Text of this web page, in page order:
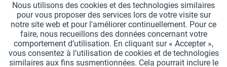
INFORMATIONS GÉNÉRALES
MODES DE PAIEMENT
Suivi Aktiv
Nous utilisons des cookies et des technologies similaires
pour vous proposer des services lors de votre visite sur
notre site web et pour l'améliorer continuellement. Pour ce
faire, nous recueillons des données concernant votre
comportement d’utilisation. En cliquant sur « Accepter »,
vous consentez à l’utilisation de cookies et de technologies
similaires aux fins susmentionnées. Cela pourrait inclure le